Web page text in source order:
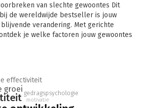
van slechte gewoontes Dit
de wereldwijde bestseller is jouw
verandering. Met gerichte
je welke factoren jouw gewoontes
James Clears bewezen systeem zorgt
vanzelf ontstaan, terwijl slechte
verdwijnen.
groei
effectiviteit
gedragspsychologie
motivatie